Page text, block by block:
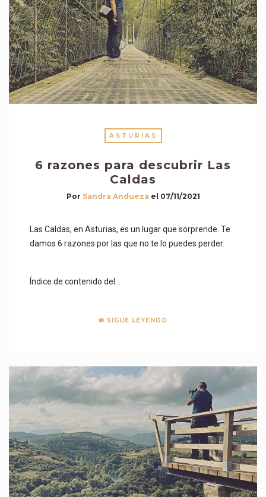
ASTURIAS
6 razones para descubrir Las
Caldas
Por Sandra Andueza el 07/11/2021
Las Caldas, en Asturias, es un lugar que sorprende. Te
damos 6 razones por las que no te lo puedes perder.
Índice de contenido del…
SIGUE LEYENDO